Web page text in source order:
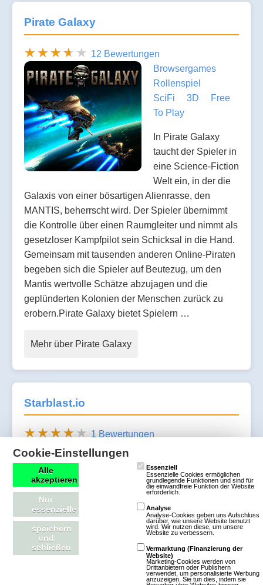
Pirate Galaxy
12 Bewertungen
Browsergames
Rollenspiel
SciFi
3D
Free
To Play
In Pirate Galaxy
taucht der Spieler in
eine Science-Fiction
Welt ein, in der die
Galaxis von einer bösartigen Alienrasse, den
MANTIS, beherrscht wird. Der Spieler übernimmt
die Kontrolle über einen Raumgleiter und nimmt als
gesetzloser Kampfpilot sein Schicksal in die Hand.
Gemeinsam mit tausenden anderen Online-Piraten
begeben sich die Spieler auf Beutezug, um den
Mantis wertvolle Schätze abzujagen und die
geplünderten Kolonien der Menschen zurück zu
erobern.Pirate Galaxy bietet Spielern …
Mehr über Pirate Galaxy
Starblast.io
1 Bewertungen
Action
2D
Unkommerziell
Starblast.io ist ein
spannendes
Weltraum-
Multiplayer-Spiel,
das du direkt im Browser spielen kannst. Du
Cookie-Einstellungen
Alle
akzeptieren
Nur
essenzielle
speichern
und
schließen
Essenziell
Essenzielle Cookies ermöglichen
grundlegende Funktionen und sind für
die einwandfreie Funktion der Website
erforderlich.
Analyse
Analyse-Cookies geben uns Aufschluss
darüber, wie unsere Website benutzt
wird. Wir nutzen diese, um unsere
Website zu verbessern.
Vermarktung (Finanzierung der
Website)
Marketing-Cookies werden von
Drittanbietern oder Publishern
verwendet, um personalisierte Werbung
anzuzeigen. Sie tun dies, indem sie